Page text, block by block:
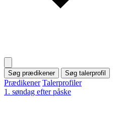
Søg prædikener Søg talerprofil
Prædikener Talerprofiler
1. søndag efter påske